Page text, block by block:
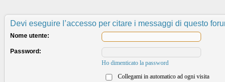
Devi eseguire l’accesso per citare i messaggi di questo
Nome utente:
Password:
Ho dimenticato la password
Collegami in automatico ad ogni visita